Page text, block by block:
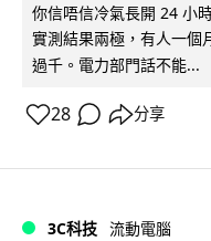
你信唔信冷氣長開 24 小
實測結果兩極，有人一個
過千。電力部門話不能...
28 分享
3C科技 流動電腦